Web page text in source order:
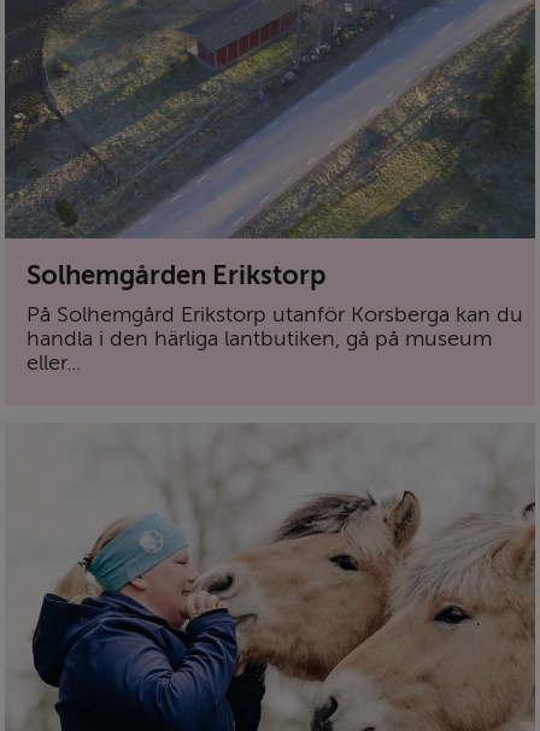
Solhemgården Erikstorp
På Solhemgård Erikstorp utanför Korsberga kan du
handla i den härliga lantbutiken, gå på museum
eller...